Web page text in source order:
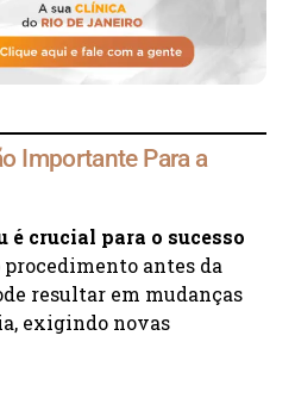
Importante Para a
é crucial para o sucesso
procedimento antes da
resultar em mudanças
exigindo novas